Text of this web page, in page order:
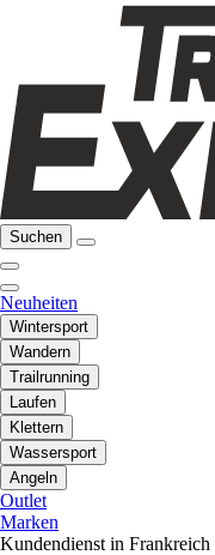
Suchen
Neuheiten
Wintersport
Wandern
Trailrunning
Laufen
Klettern
Wassersport
Angeln
Outlet
Marken
Kundendienst in Frankreich